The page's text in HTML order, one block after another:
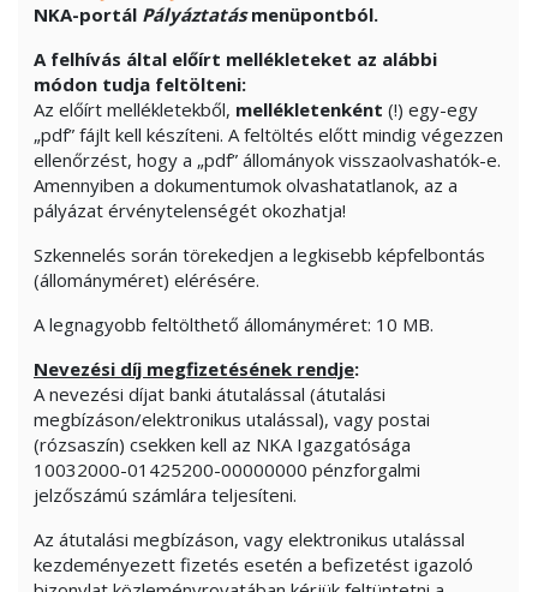
NKA-portál Pályáztatásmenüpontból.
A felhívás által előírt mellékleteket az alábbi
módon tudja feltölteni:
Az előírt mellékletekből, mellékletenként (!) egy-egy
„pdf” fájlt kell készíteni. A feltöltés előtt mindig végezzen
ellenőrzést, hogy a „pdf” állományok visszaolvashatók-e.
Amennyiben a dokumentumok olvashatatlanok, az a
pályázat érvénytelenségét okozhatja!
Szkennelés során törekedjen a legkisebb képfelbontás
(állományméret) elérésére.
A legnagyobb feltölthető állományméret: 10 MB.
Nevezési díj megfizetésének rendje:
A nevezési díjat banki átutalással (átutalási
megbízáson/elektronikus utalással), vagy postai
(rózsaszín) csekken kell az NKA Igazgatósága
10032000-01425200-00000000 pénzforgalmi
jelzőszámú számlára teljesíteni.
Az átutalási megbízáson, vagy elektronikus utalással
kezdeményezett fizetés esetén a befizetést igazoló